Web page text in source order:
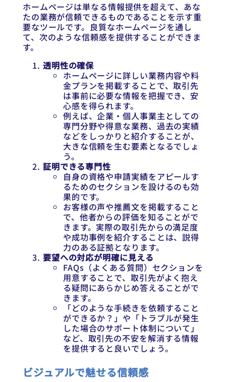
ホームページは単なる情報提供を超えて、あな
たの業務が信頼できるものであることを示す重
要なツールです。良質なホームページを通し
て、次のような信頼感を提供することができま
す。
透明性の確保
ホームページに詳しい業務内容や料
金プランを掲載することで、取引先
は事前に必要な情報を把握でき、安
心感を得られます。
例えば、企業・個人事業主としての
専門分野や得意な業務、過去の実績
などをしっかりと紹介することが、
大きな信頼を生む要素となるでしょ
う。
証明できる専門性
自身の資格や申請実績をアピールす
るためのセクションを設けるのも効
果的です。
お客様の声や推薦文を掲載すること
で、他者からの評価を知ることがで
きます。実際の取引先からの満足度
や成功事例を紹介することは、説得
力のある証拠となります。
要望への対応が明確に見える
FAQs（よくある質問）セクションを
用意することで、取引先がよく抱え
る疑問にあらかじめ答えることがで
きます。
「どのような手続きを依頼すること
ができるか？」や「トラブルが発生
した場合のサポート体制について」
など、取引先の不安を解消する情報
を提供すると良いでしょう。
ビジュアルで魅せる信頼感